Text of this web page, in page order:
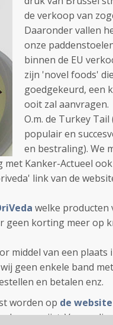
de verkoop van
Daaronder vallen
onze
binnen de EU
zijn 'novel foods'
goedgekeurd, een
ooit zal aanvragen.
O.m. de Turkey
populair en
en bestraling). We
Kanker-Actueel
link van de
welke producten
geen korting meer op
middel van een plaats
geen enkele band
en betalen enz.
worden op de website
weg wijst.